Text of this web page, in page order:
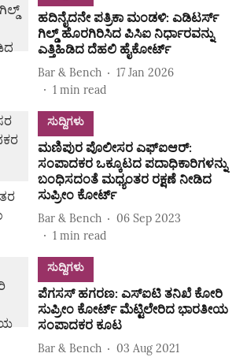
ಹದಿನೈದನೇ ಪತ್ರಿಕಾ ಮಂಡಳಿ: ಎಡಿಟರ್ಸ್‌
ಗಿಲ್ಡ್‌ ಹೊರಗಿರಿಸಿದ ಪಿಸಿಐ ನಿರ್ಧಾರವನ್ನು
ಎತ್ತಿಹಿಡಿದ ದೆಹಲಿ ಹೈಕೋರ್ಟ್‌
Bar & Bench
17 Jan 2026
1 min read
ಸುದ್ದಿಗಳು
ಮಣಿಪುರ ಪೊಲೀಸರ ಎಫ್ಐಆರ್:
ಸಂಪಾದಕರ ಒಕ್ಕೂಟದ ಪದಾಧಿಕಾರಿಗಳನ್ನು
ಬಂಧಿಸದಂತೆ ಮಧ್ಯಂತರ ರಕ್ಷಣೆ ನೀಡಿದ
ಸುಪ್ರೀಂ ಕೋರ್ಟ್
Bar & Bench
06 Sep 2023
1 min read
ಸುದ್ದಿಗಳು
ಪೆಗಸಸ್ ಹಗರಣ: ಎಸ್ಐಟಿ ತನಿಖೆ ಕೋರಿ
ಸುಪ್ರೀಂ ಕೋರ್ಟ್‌ ಮೆಟ್ಟಿಲೇರಿದ ಭಾರತೀಯ
ಸಂಪಾದಕರ ಕೂಟ
Bar & Bench
03 Aug 2021